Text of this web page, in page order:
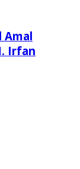
Amal
Irfan